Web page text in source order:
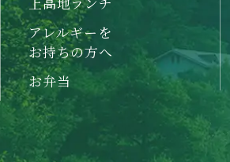
アレルギーを
お持ちの方へ
お弁当